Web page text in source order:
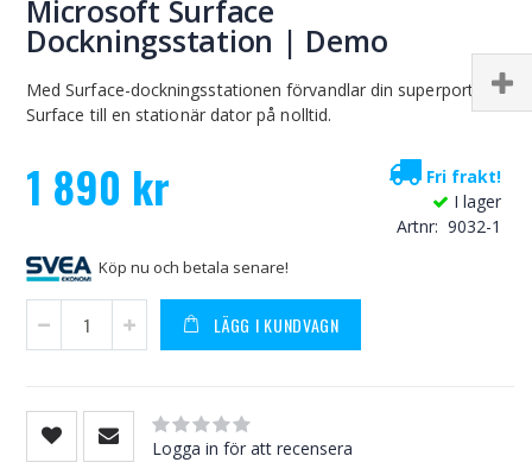
Microsoft Surface
Dockningsstation | Demo
Med Surface-dockningsstationen förvandlar din superportabla
Surface till en stationär dator på nolltid.
1 890 kr
Fri frakt!
I lager
Artnr
9032-1
Köp nu och betala senare!
LÄGG I KUNDVAGN
Rating:
0% of100
Logga in för att recensera